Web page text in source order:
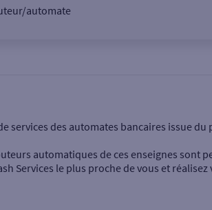
automate
services des automates bancaires issue
automatiques de ces enseignes sont
Services le plus proche de vous et